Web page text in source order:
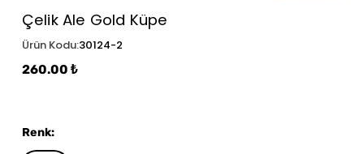
Çelik Ale Gold Küpe
Ürün Kodu:30124-2
260.00 ₺
Renk: